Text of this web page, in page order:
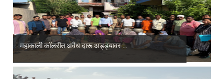
महाकाली कॉलरीत अवैध दारू अड्ड्यावर ...